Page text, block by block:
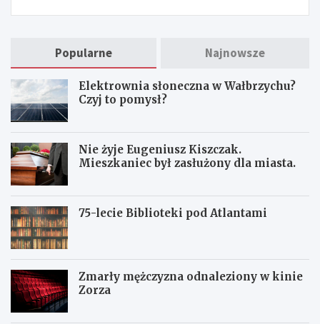
Popularne Najnowsze
Elektrownia słoneczna w Wałbrzychu?
Czyj to pomysł?
Nie żyje Eugeniusz Kiszczak.
Mieszkaniec był zasłużony dla miasta.
75-lecie Biblioteki pod Atlantami
Zmarły mężczyzna odnaleziony w kinie
Zorza